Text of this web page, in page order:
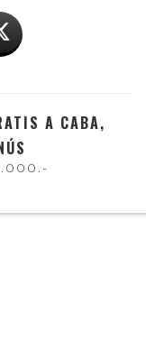
A CABA,